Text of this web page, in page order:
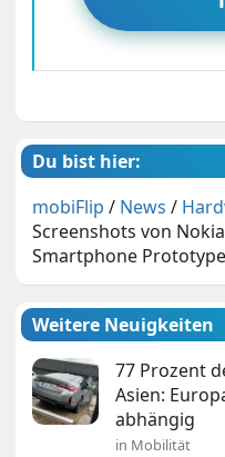
Du bist hier:
mobiFlip / News /
Screenshots von
Smartphone
Weitere Neuigkeiten
77 Prozent
Asien:
abhängig
in Mobilität